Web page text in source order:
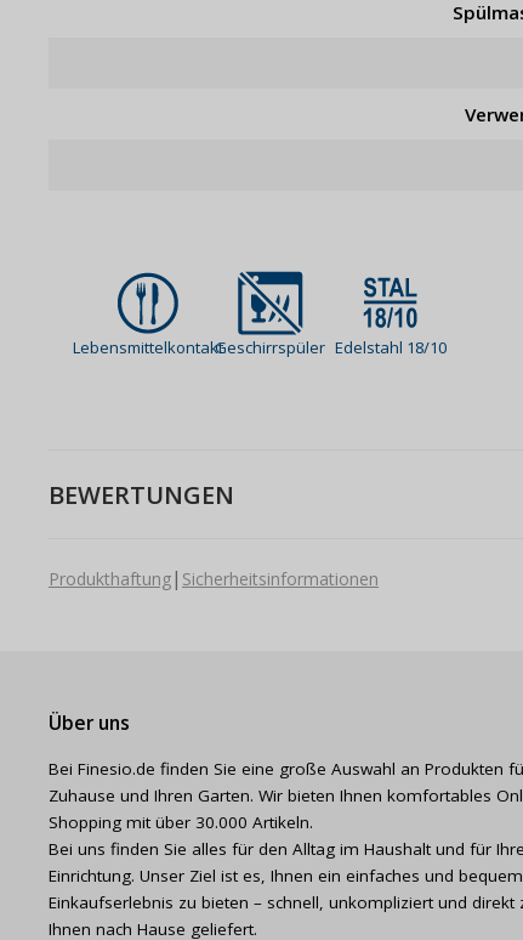
LebensmittelkontaktGeschirrspüler Edelstahl 18/10
BEWERTUNGEN
Produkthaftung| Sicherheitsinformationen
Über uns
Bei Finesio.de finden Sie eine große Auswahl an Produkten
Zuhause und Ihren Garten. Wir bieten Ihnen komfortables
Shopping mit über 30.000 Artikeln.
Bei uns finden Sie alles für den Alltag im Haushalt und für Ihre
Einrichtung. Unser Ziel ist es, Ihnen ein einfaches und
Einkaufserlebnis zu bieten – schnell, unkompliziert und direkt
Ihnen nach Hause geliefert.